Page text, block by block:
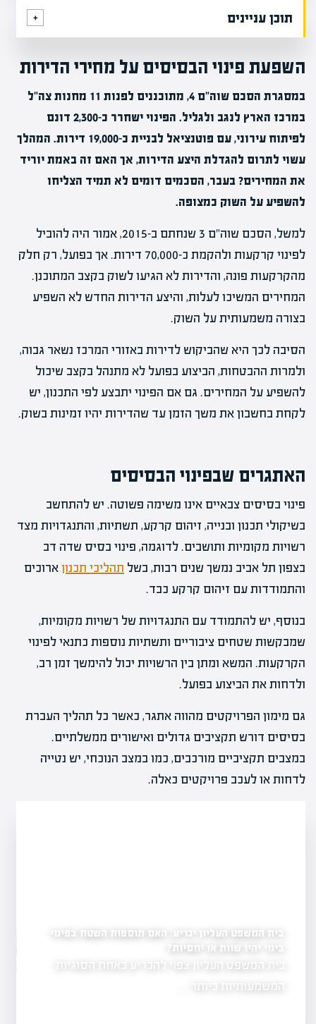
תוכן עניינים
השפעת פינוי הבסיסים על מחירי הדירות
במסגרת הסכם שוה"ם 4, מתוכננים לפנות 11 מחנות צה"ל
במרכז הארץ לנגב ולגליל. הפינוי ישחרר כ-2,300 דונם
לפיתוח עירוני, עם פוטנציאל לבניית כ-19,000 דירות. המהלך
עשוי לתרום להגדלת היצע הדירות, אך האם זה באמת יוריד
את המחירים? בעבר, הסכמים דומים לא תמיד הצליחו
להשפיע על השוק כמצופה.
למשל, הסכם שוה"ם 3 שנחתם ב-2015, אמור היה להוביל
לפינוי קרקעות ולהקמת כ-70,000 דירות. אך בפועל, רק חלק
מהקרקעות פונה, והדירות לא הגיעו לשוק בקצב המתוכנן.
המחירים המשיכו לעלות, והיצע הדירות החדש לא השפיע
בצורה משמעותית על השוק.
הסיבה לכך היא שהביקוש לדירות באזורי המרכז נשאר גבוה,
ולמרות ההבטחות, הביצוע בפועל לא מתנהל בקצב שיכול
להשפיע על המחירים. גם אם הפינוי יתבצע לפי התכנון, יש
לקחת בחשבון את משך הזמן עד שהדירות יהיו זמינות בשוק.
האתגרים שבפינוי הבסיסים
פינוי בסיסים צבאיים אינו משימה פשוטה. יש להתחשב
בשיקולי תכנון ובנייה, זיהום קרקע, תשתיות, והתנגדויות מצד
רשויות מקומיות ותושבים. לדוגמה, פינוי בסיס שדה דב
בצפון תל אביב נמשך שנים רבות, בשל תהליכי תכנוןארוכים
והתמודדות עם זיהום קרקע כבד.
בנוסף, יש להתמודד עם התנגדויות של רשויות מקומיות,
שמבקשות שטחים ציבוריים ותשתיות נוספות כתנאי לפינוי
הקרקעות. המשא ומתן בין הרשויות יכול להימשך זמן רב,
ולדחות את הביצוע בפועל.
גם מימון הפרויקטים מהווה אתגר, כאשר כל תהליך העברת
בסיסים דורש תקציבים גדולים ואישורים ממשלתיים.
במצבים תקציביים מורכבים, כמו במצב הנוכחי, יש נטייה
לדחות או לעכב פרויקטים כאלה.
פרויקט להצלחה?
בית המשפט העליון יכריע: האם תוספות השטח בפינוי
בינוי יהיו שוות או יחסיות?
בית המשפט העליון צפוי להכריע באחת הסוגיות
המשמעותיות ביותר…
לראשונה: עיריית